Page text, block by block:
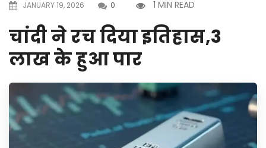
JANUARY 19, 2026
0 1 MIN READ
चांदी ने रच दिया इतिहास,3
लाख के हुआ पार